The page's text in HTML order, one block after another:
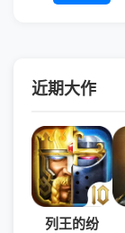
近期大作
列王的纷